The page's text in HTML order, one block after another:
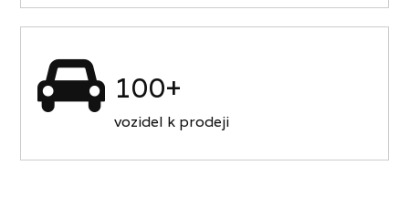
100+
vozidel k prodeji